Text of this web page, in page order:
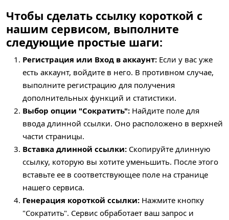
Чтобы сделать ссылку короткой с
нашим сервисом, выполните
следующие простые шаги:
Регистрация или Вход в аккаунт: Если у вас уже
есть аккаунт, войдите в него. В противном случае,
выполните регистрацию для получения
дополнительных функций и статистики.
Выбор опции "Сократить": Найдите поле для
ввода длинной ссылки. Оно расположено в верхней
части страницы.
Вставка длинной ссылки: Скопируйте длинную
ссылку, которую вы хотите уменьшить. После этого
вставьте ее в соответствующее поле на странице
нашего сервиса.
Генерация короткой ссылки: Нажмите кнопку
"Сократить". Сервис обработает ваш запрос и